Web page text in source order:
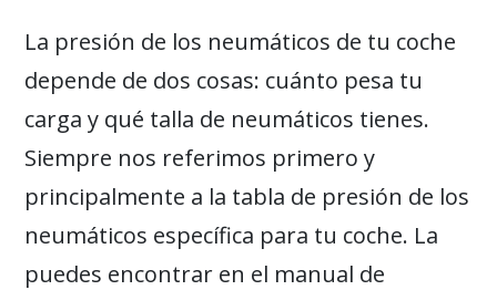
La presión de los neumáticos de tu coche
depende de dos cosas: cuánto pesa tu
carga y qué talla de neumáticos tienes.
Siempre nos referimos primero y
principalmente a la tabla de presión de los
neumáticos específica para tu coche. La
puedes encontrar en el manual de